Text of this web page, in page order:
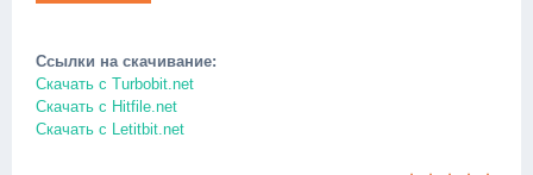
Ссылки на скачивание:
Скачать c Turbobit.net
Скачать c Hitfile.net
Скачать c Letitbit.net